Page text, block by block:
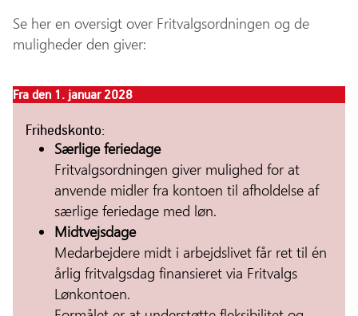
Se her en oversigt over Fritvalgsordningen og de
muligheder den giver:
Fra den 1. januar 2028
Frihedskonto:
Særlige feriedage
Fritvalgsordningen giver mulighed for at
anvende midler fra kontoen til afholdelse af
særlige feriedage med løn.
Midtvejsdage
Medarbejdere midt i arbejdslivet får ret til én
årlig fritvalgsdag finansieret via Fritvalgs
Lønkontoen.